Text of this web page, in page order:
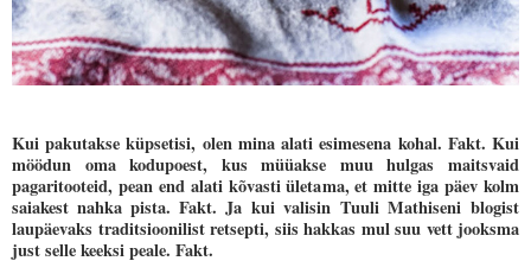
Kui pakutakse küpsetisi, olen mina alati esimesena kohal. Fakt. Kui
möödun oma kodupoest, kus müüakse muu hulgas maitsvaid
pagaritooteid, pean end alati kõvasti ületama, et mitte iga päev kolm
saiakest nahka pista. Fakt. Ja kui valisin Tuuli Mathiseniblogist
laupäevaks traditsioonilist retsepti, siis hakkas mul suu vett jooksma
just selle keeksi peale. Fakt.